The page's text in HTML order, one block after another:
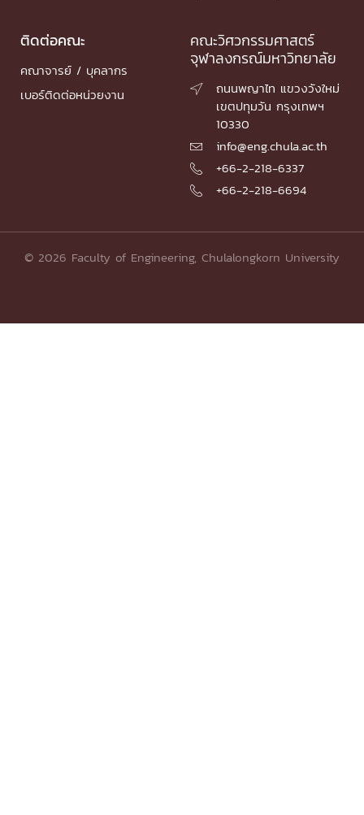
ติดต่อคณะ
คณาจารย์ / บุคลากร
เบอร์ติดต่อหน่วยงาน
คณะวิศวกรรมศาสตร์
จุฬาลงกรณ์มหาวิทยาลัย

ถนนพญาไท แขวงวังใหม่
เขตปทุมวัน กรุงเทพฯ
10330
 info@eng.chula.ac.th
 +66-2-218-6337
 +66-2-218-6694
© 2026 Faculty of Engineering, Chulalongkorn University